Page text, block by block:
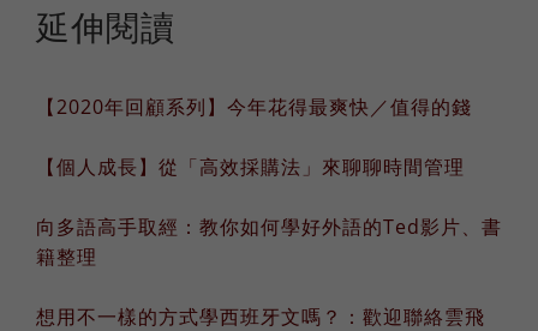
延伸閱讀
【2020年回顧系列】今年花得最爽快／值得的錢
【個人成長】從「高效採購法」來聊聊時間管理
向多語高手取經：教你如何學好外語的Ted影片、書
籍整理
想用不一樣的方式學西班牙文嗎？：歡迎聯絡雲飛